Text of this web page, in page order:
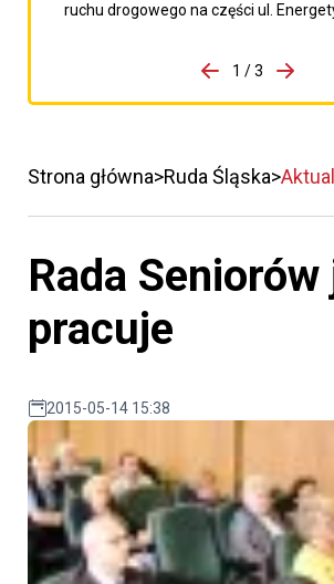
ruchu drogowego na części ul.
porzpedniego komunikatu
1 / 3
Strona główna Ruda Śląska
Rada Seniorów
pracuje
2015-05-14 15:38